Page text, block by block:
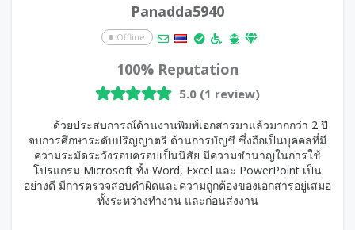
Panadda5940
Offline
100% Reputation
5.0 (1 review)
ด้วยประสบการณ์ด้านงานพิมพ์เอกสารมาแล้วมากกว่า 2 ปี
จบการศึกษาระดับปริญญาตรี ด้านการบัญชี ซึ่งถือเป็นบุคคลที่มี
ความระมัดระวังรอบครอบเป็นนิสัย มีความชำนาญในการใช้
โปรแกรม Microsoft ทั้ง Word, Excel และ PowerPoint เป็น
อย่างดี มีการตรวจสอบคำผิดและความถูกต้องของเอกสารอยู่เสมอ
ทั้งระหว่างทำงาน และก่อนส่งงาน